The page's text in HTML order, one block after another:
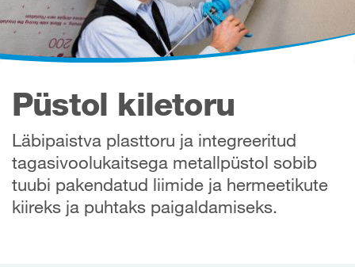
Püstol kiletoru
Läbipaistva plasttoru ja integreeritud
tagasivoolukaitsega metallpüstol sobib
tuubi pakendatud liimide ja hermeetikute
kiireks ja puhtaks paigaldamiseks.